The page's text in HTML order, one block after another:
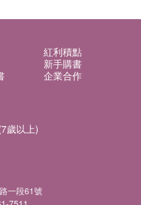
紅利積點
新手購書
企業合作
歲以上)
一段61號